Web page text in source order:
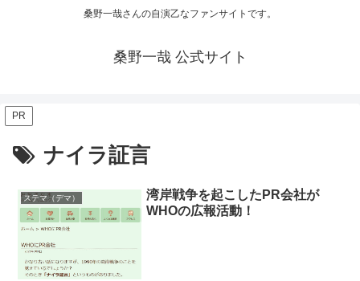
桑野一哉さんの自演乙なファンサイトです。
桑野一哉 公式サイト
PR
ナイラ証言
ステマ（デマ）
湾岸戦争を起こしたPR会社が
WHOの広報活動！